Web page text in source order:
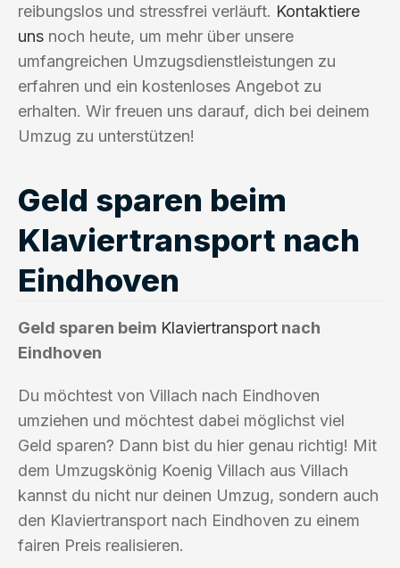
reibungslos und stressfrei verläuft. Kontaktiere
uns noch heute, um mehr über unsere
umfangreichen Umzugsdienstleistungen zu
erfahren und ein kostenloses Angebot zu
erhalten. Wir freuen uns darauf, dich bei deinem
Umzug zu unterstützen!
Geld sparen beim
Klaviertransport nach
Eindhoven
Geld sparen beim Klaviertransport nach
Eindhoven
Du möchtest von Villach nach Eindhoven
umziehen und möchtest dabei möglichst viel
Geld sparen? Dann bist du hier genau richtig! Mit
dem Umzugskönig Koenig Villach aus Villach
kannst du nicht nur deinen Umzug, sondern auch
den Klaviertransport nach Eindhoven zu einem
fairen Preis realisieren.